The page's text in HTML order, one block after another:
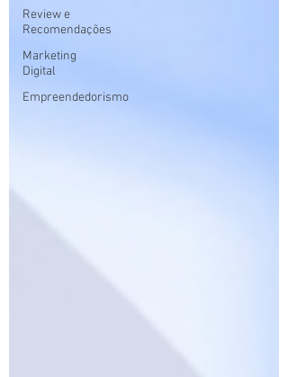
Review e
Recomendações
Marketing
Digital
Empreendedorismo